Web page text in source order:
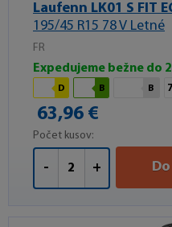
Laufenn LK01 S FIT
195/45 R15 78 V Letné
FR
Expedujeme bežne do
D B B
63,96 €
Počet kusov:
- +